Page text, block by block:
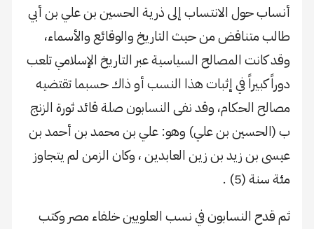
أنساب حول الانتساب إلى ذرية الحسين بن علي بن أبي
طالب متناقض من حيث التاريخ والوقائع والأسماء،
وقد كانت المصالح السياسية عبر التاريخ الإسلامي تلعب
دوراً كبيراً في إثبات هذا النسب أو ذاك حسبما تقتضيه
مصالح الحكام، وقد نفى النسابون صلة قائد ثورة الزنج
ب (الحسين بن علي) وهو: علي بن محمد بن أحمد بن
عيسى بن زيد بن زين العابدين ، وكان الزمن لم يتجاوز
مئة سنة (5) .
ثم قدح النسابون في نسب العلويين خلفاء مصر وكتب